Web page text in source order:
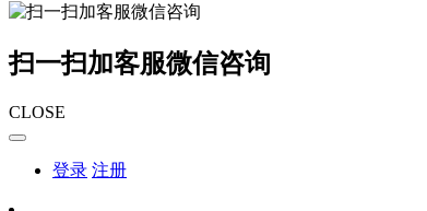
扫一扫加客服微信咨询
CLOSE
登录 注册